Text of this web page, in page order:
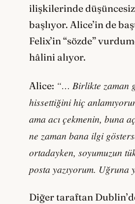
ilişkilerinde düşüncesiz
başlıyor. Alice’in de
Felix’in “sözde”
hâlini alıyor.
Alice: “… Birlikte zaman
hissettiğini hiç
ama acı çekmenin, buna
ne zaman bana ilgi
ortadayken, soyumuzun
posta yazıyorum. Uğruna
Diğer taraftan